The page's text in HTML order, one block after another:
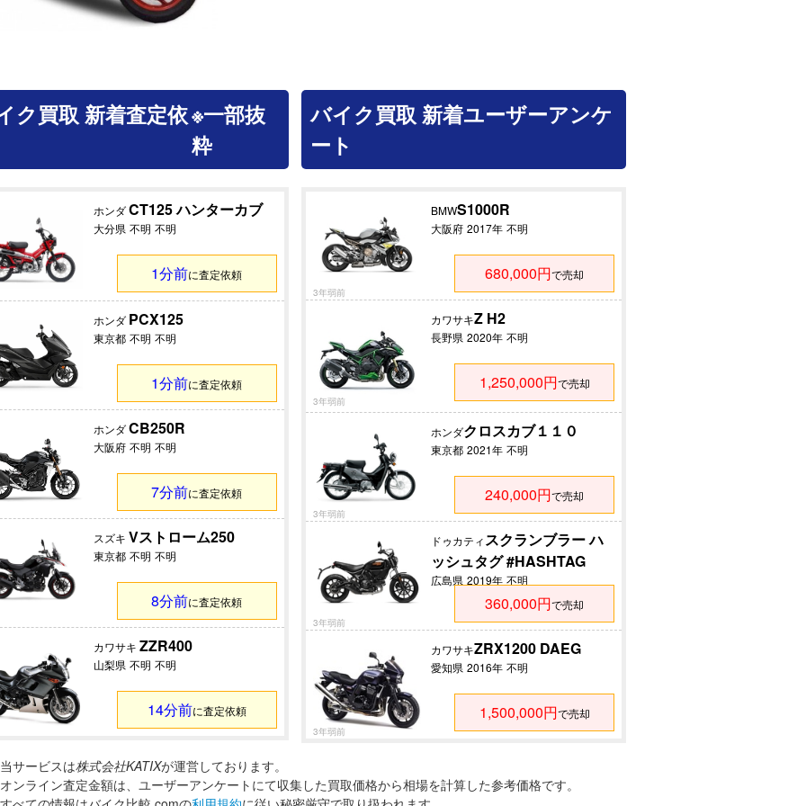
ク買取 新着査定依※一部抜
粋
ホンダCT125 ハンターカブ
大分県 不明 不明
1分前に査定依頼
ホンダ PCX125
東京都 不明 不明
1分前に査定依頼
ホンダCB250R
大阪府 不明 不明
7分前に査定依頼
スズキ Vストローム250
東京都 不明 不明
8分前に査定依頼
カワサキ ZZR400
山梨県 不明 不明
14分前に査定依頼
バイク買取 新着ユーザーアンケ
ート
BMWS1000R
大阪府 2017年 不明
680,000円で売却
3年弱前
カワサキZ H2
長野県 2020年 不明
1,250,000円で売却
3年弱前
ホンダクロスカブ１１０
東京都 2021年 不明
240,000円で売却
3年弱前
ドゥカティスクランブラー ハ
ッシュタグ #HASHTAG
広島県 2019年 不明
360,000円で売却
3年弱前
カワサキZRX1200 DAEG
愛知県 2016年 不明
1,500,000円で売却
3年弱前
当サービスは株式会社KATIXが運営しております。
オンライン査定金額は、ユーザーアンケートにて収集した買取価格から相場を計算した参考価格です。